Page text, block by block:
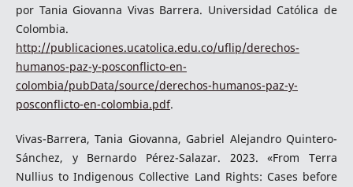
por Tania Giovanna Vivas Barrera. Universidad Católica de
Colombia.
http://publicaciones.ucatolica.edu.co/uflip/derechos-
humanos-paz-y-posconflicto-en-
colombia/pubData/source/derechos-humanos-paz-y-
posconflicto-en-colombia.pdf.
Vivas-Barrera, Tania Giovanna, Gabriel Alejandro Quintero-
Sánchez, y Bernardo Pérez-Salazar. 2023. «From Terra
Nullius to Indigenous Collective Land Rights: Cases before